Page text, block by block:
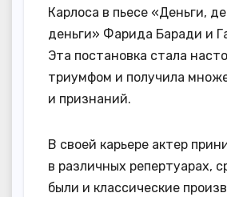
Карлоса в пьесе «Деньги,
деньги» Фарида Баради и
Эта постановка стала
триумфом и получила
и признаний.
В своей карьере актер
в различных репертуарах,
были и классические